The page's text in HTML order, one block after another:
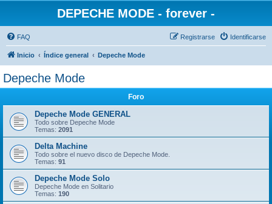
DEPECHE MODE - forever -
FAQ Identificarse
Registrarse
Inicio Índice general Depeche Mode
Depeche Mode
Foro
Depeche Mode GENERAL
Todo sobre Depeche Mode
Temas: 2091
Delta Machine
Todo sobre el nuevo disco de Depeche Mode.
Temas: 91
Depeche Mode Solo
Depeche Mode en Solitario
Temas: 190